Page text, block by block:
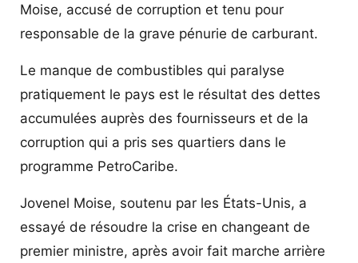
Moise, accusé de corruption et tenu pour
responsable de la grave pénurie de carburant.
Le manque de combustibles qui paralyse
pratiquement le pays est le résultat des dettes
accumulées auprès des fournisseurs et de la
corruption qui a pris ses quartiers dans le
programme PetroCaribe.
Jovenel Moise, soutenu par les États-Unis, a
essayé de résoudre la crise en changeant de
premier ministre, après avoir fait marche arrière